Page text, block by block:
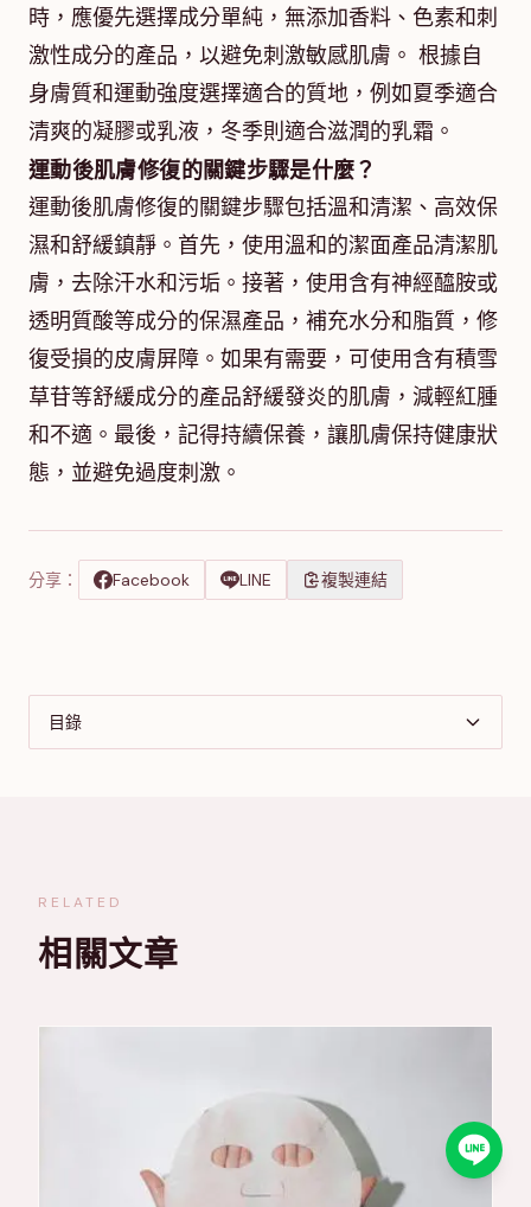
時，應優先選擇成分單純，無添加香料、色素和刺
激性成分的產品，以避免刺激敏感肌膚。 根據自
身膚質和運動強度選擇適合的質地，例如夏季適合
清爽的凝膠或乳液，冬季則適合滋潤的乳霜。
運動後肌膚修復的關鍵步驟是什麼？
運動後肌膚修復的關鍵步驟包括溫和清潔、高效保
濕和舒緩鎮靜。首先，使用溫和的潔面產品清潔肌
膚，去除汗水和污垢。接著，使用含有神經醯胺或
透明質酸等成分的保濕產品，補充水分和脂質，修
復受損的皮膚屏障。如果有需要，可使用含有積雪
草苷等舒緩成分的產品舒緩發炎的肌膚，減輕紅腫
和不適。最後，記得持續保養，讓肌膚保持健康狀
態，並避免過度刺激。
分享： Facebook LINE 複製連結
目錄
RELATED
相關文章